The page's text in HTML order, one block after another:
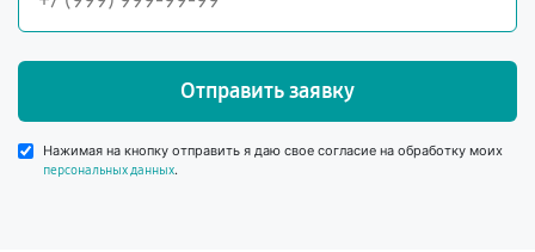
Отправить заявку
Нажимая на кнопку отправить я даю свое согласие на обработку моих
персональных данных.